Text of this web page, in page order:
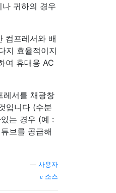
귀하의 경우
컴프레서와 배
지 효율적이지
여 휴대용 AC
레서를 채광창
입니다 (수분
는 경우 (예 :
브를 공급해
사용자
소스